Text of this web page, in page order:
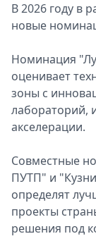
В 2026 году в
новые
Номинация
оценивает
зоны с
лабораторий,
акселерации.
Совместные
ПУТП" и
определят
проекты
решения под